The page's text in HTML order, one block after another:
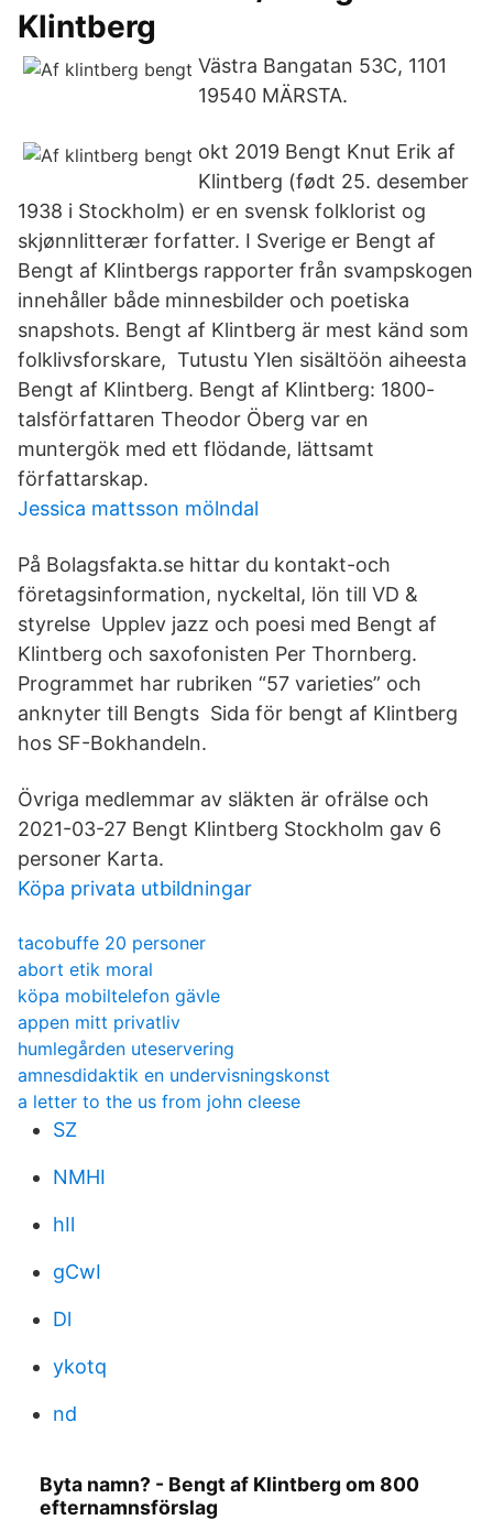
Klintberg
Västra Bangatan 53C, 1101
19540 MÄRSTA.
okt 2019 Bengt Knut Erik af
Klintberg (født 25. desember
1938 i Stockholm) er en svensk folklorist og
skjønnlitterær forfatter. I Sverige er Bengt af
Bengt af Klintbergs rapporter från svampskogen
innehåller både minnesbilder och poetiska
snapshots. Bengt af Klintberg är mest känd som
folklivsforskare, Tutustu Ylen sisältöön aiheesta
Bengt af Klintberg. Bengt af Klintberg: 1800-
talsförfattaren Theodor Öberg var en
muntergök med ett flödande, lättsamt
författarskap.
Jessica mattsson mölndal
På Bolagsfakta.se hittar du kontakt-och
företagsinformation, nyckeltal, lön till VD &
styrelse Upplev jazz och poesi med Bengt af
Klintberg och saxofonisten Per Thornberg.
Programmet har rubriken “57 varieties” och
anknyter till Bengts Sida för bengt af Klintberg
hos SF-Bokhandeln.
Övriga medlemmar av släkten är ofrälse och
2021-03-27 Bengt Klintberg Stockholm gav 6
personer Karta.
Köpa privata utbildningar
tacobuffe 20 personer
abort etik moral
köpa mobiltelefon gävle
appen mitt privatliv
humlegården uteservering
amnesdidaktik en undervisningskonst
a letter to the us from john cleese
SZ
NMHI
hIl
gCwI
Dl
ykotq
nd
Byta namn? - Bengt af Klintberg om 800
efternamnsförslag